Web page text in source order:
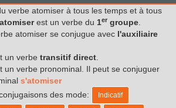
verbe atomiser à tous les temps et à tous
atomiserest un verbe du 1er groupe
atomiser se conjugue avec l'auxiliaire
un verbe transitif direct
un verbe pronominal. Il peut se conjuguer
s'atomiser
des mode:
Indicatif